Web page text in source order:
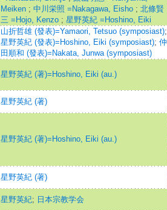
Meiken ; 中川栄照 =Nakagawa, Eisho ; 北條賢
三 =Hojo, Kenzo ; 星野英紀 =Hoshino, Eiki
山折哲雄 (發表)=Yamaori, Tetsuo (symposiast);
星野英紀 (發表)=Hoshino, Eiki (symposiast); 仲
田順和 (發表)=Nakata, Junwa (symposiast)
星野英紀 (著)=Hoshino, Eiki (au.)
星野英紀 (著)
星野英紀 (著)=Hoshino, Eiki (au.)
星野英紀 (著)
星野英紀; 日本宗教学会